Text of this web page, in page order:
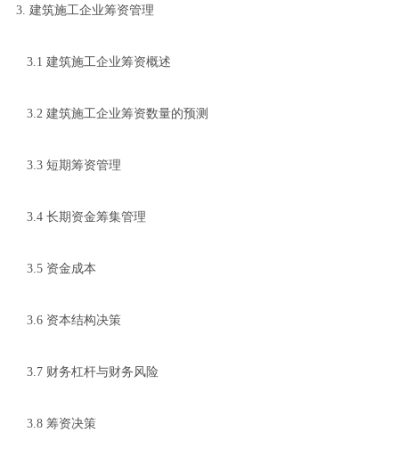
3. 建筑施工企业筹资管理
3.1 建筑施工企业筹资概述
3.2 建筑施工企业筹资数量的预测
3.3 短期筹资管理
3.4 长期资金筹集管理
3.5 资金成本
3.6 资本结构决策
3.7 财务杠杆与财务风险
3.8 筹资决策